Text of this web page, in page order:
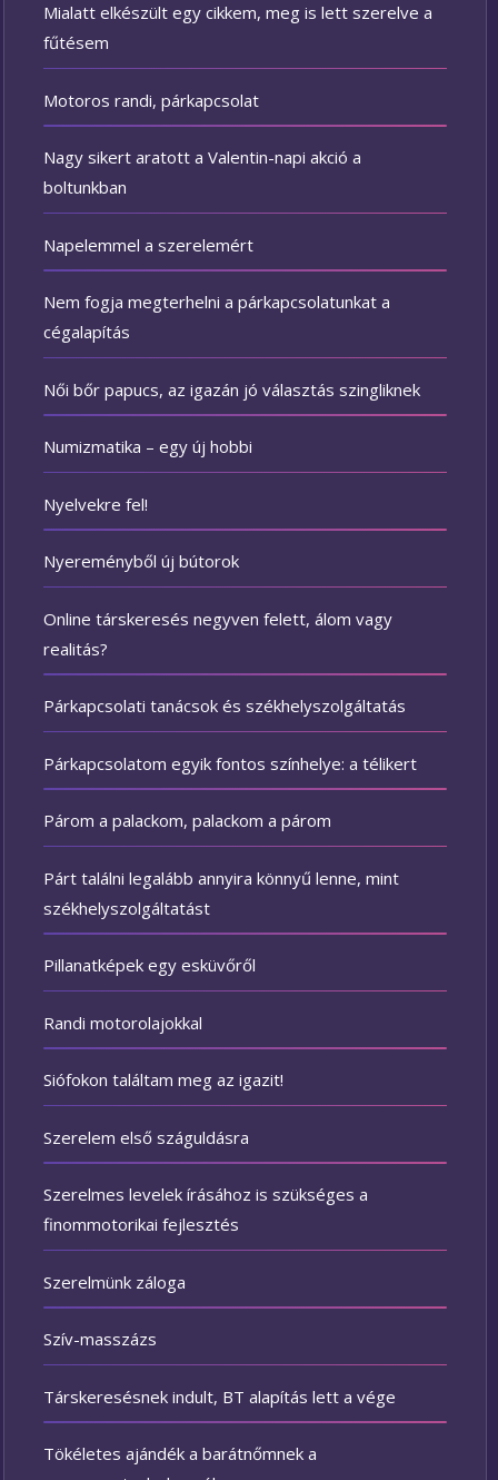
Mialatt elkészült egy cikkem, meg is lett szerelve a
fűtésem
Motoros randi, párkapcsolat
Nagy sikert aratott a Valentin-napi akció a
boltunkban
Napelemmel a szerelemért
Nem fogja megterhelni a párkapcsolatunkat a
cégalapítás
Női bőr papucs, az igazán jó választás szingliknek
Numizmatika – egy új hobbi
Nyelvekre fel!
Nyereményből új bútorok
Online társkeresés negyven felett, álom vagy
realitás?
Párkapcsolati tanácsok és székhelyszolgáltatás
Párkapcsolatom egyik fontos színhelye: a télikert
Párom a palackom, palackom a párom
Párt találni legalább annyira könnyű lenne, mint
székhelyszolgáltatást
Pillanatképek egy esküvőről
Randi motorolajokkal
Siófokon találtam meg az igazit!
Szerelem első száguldásra
Szerelmes levelek írásához is szükséges a
finommotorikai fejlesztés
Szerelmünk záloga
Szív-masszázs
Társkeresésnek indult, BT alapítás lett a vége
Tökéletes ajándék a barátnőmnek a